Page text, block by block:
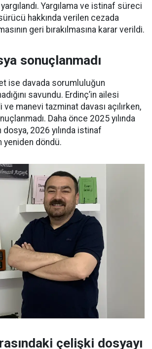
Yargılama ve istinaf süreci
hakkında verilen cezada
geri bırakılmasına karar verildi.
sonuçlanmadı
ise davada sorumluluğun
savundu. Erdinç’in ailesi
ve manevi tazminat davası açılırken,
Daha önce 2025 yılında
2026 yılında istinaf
yeniden döndü.
çelişki dosyayı